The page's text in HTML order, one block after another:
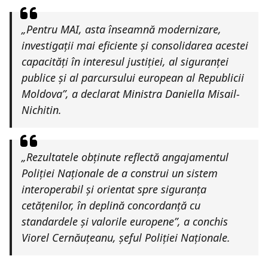
„Pentru MAI, asta înseamnă modernizare,
investigații mai eficiente și consolidarea acestei
capacități în interesul justiției, al siguranței
publice și al parcursului european al Republicii
Moldova”, a declarat Ministra Daniella Misail-
Nichitin.
„Rezultatele obținute reflectă angajamentul
Poliției Naționale de a construi un sistem
interoperabil și orientat spre siguranța
cetățenilor, în deplină concordanță cu
standardele și valorile europene”, a conchis
Viorel Cernăuțeanu, șeful Poliției Naționale.